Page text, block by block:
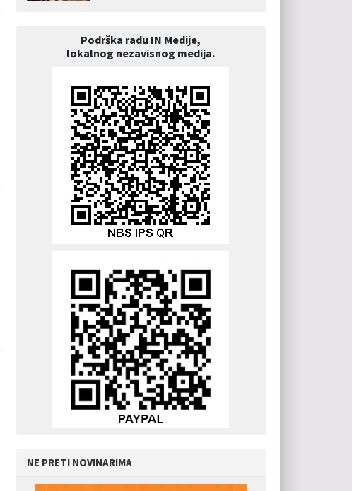
Podrška radu IN Medije,
lokalnog nezavisnog medija.
NE PRETI NOVINARIMA